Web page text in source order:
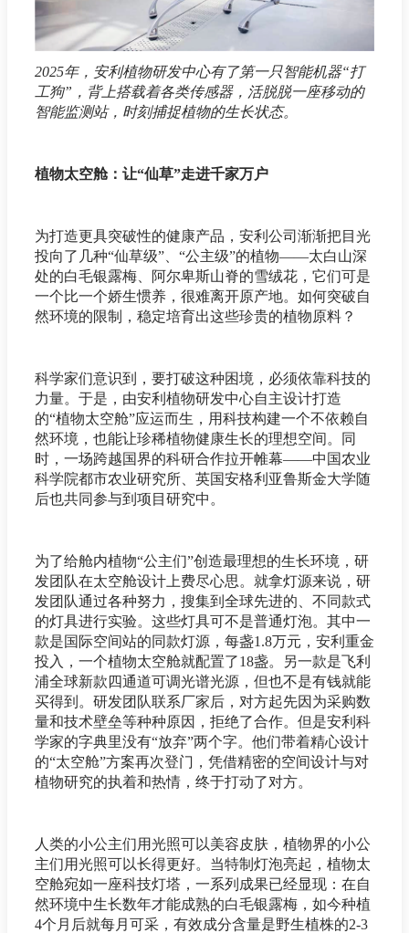
2025年，安利植物研发中心有了第一只智能机器“打
工狗”，背上搭载着各类传感器，活脱脱一座移动的
智能监测站，时刻捕捉植物的生长状态。
植物太空舱：让“仙草”走进千家万户
为打造更具突破性的健康产品，安利公司渐渐把目光
投向了几种“仙草级”、“公主级”的植物——太白山深
处的白毛银露梅、阿尔卑斯山脊的雪绒花，它们可是
一个比一个娇生惯养，很难离开原产地。如何突破自
然环境的限制，稳定培育出这些珍贵的植物原料？
科学家们意识到，要打破这种困境，必须依靠科技的
力量。于是，由安利植物研发中心自主设计打造
的“植物太空舱”应运而生，用科技构建一个不依赖自
然环境，也能让珍稀植物健康生长的理想空间。同
时，一场跨越国界的科研合作拉开帷幕——中国农业
科学院都市农业研究所、英国安格利亚鲁斯金大学随
后也共同参与到项目研究中。
为了给舱内植物“公主们”创造最理想的生长环境，研
发团队在太空舱设计上费尽心思。就拿灯源来说，研
发团队通过各种努力，搜集到全球先进的、不同款式
的灯具进行实验。这些灯具可不是普通灯泡。其中一
款是国际空间站的同款灯源，每盏1.8万元，安利重金
投入，一个植物太空舱就配置了18盏。另一款是飞利
浦全球新款四通道可调光谱光源，但也不是有钱就能
买得到。研发团队联系厂家后，对方起先因为采购数
量和技术壁垒等种种原因，拒绝了合作。但是安利科
学家的字典里没有“放弃”两个字。他们带着精心设计
的“太空舱”方案再次登门，凭借精密的空间设计与对
植物研究的执着和热情，终于打动了对方。
人类的小公主们用光照可以美容皮肤，植物界的小公
主们用光照可以长得更好。当特制灯泡亮起，植物太
空舱宛如一座科技灯塔，一系列成果已经显现：在自
然环境中生长数年才能成熟的白毛银露梅，如今种植
4个月后就每月可采，有效成分含量是野生植株的2-3